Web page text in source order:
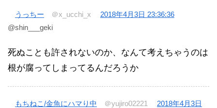
うっちー ＠x_ucchi_x
2018年4月3日 23:36:36
@shin___geki
死ぬことも許されないのか、なんて考えちゃうのは
根が腐ってしまってるんだろうか
もちねこ/金魚にハマり中 ＠yujiro02221
2018年4月3日